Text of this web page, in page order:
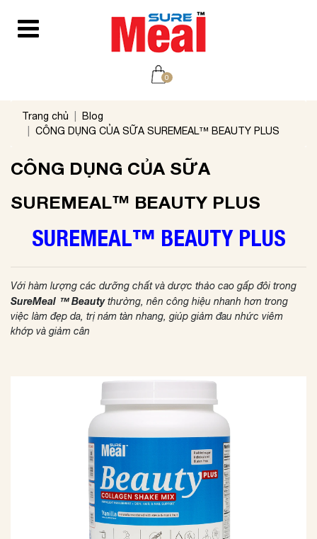
0
Trang chủ
Blog
CÔNG DỤNG CỦA SỮA SUREMEAL™ BEAUTY PLUS
CÔNG DỤNG CỦA SỮA
SUREMEAL™ BEAUTY PLUS
SUREMEAL™ BEAUTY PLUS
Với hàm lượng các dưỡng chất và dược thảo cao gấp đôi trong
SureMeal ™ Beautythường, nên công hiệu nhanh hơn trong
việc làm đẹp da, trị nám tàn nhang, giúp giảm đau nhức viêm
khớp và giảm cân